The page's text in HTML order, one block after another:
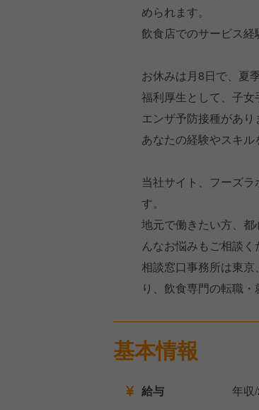
められます。
飲食店でのサービス経
お休みは月8日で、夏
福利厚生として、子
エンザ予防接種があり
あなたの経験やスキ
当社サイト、フーズ
す。
地元で働きたい方、
んなお悩みもご相談く
相談窓口事務所は東
り、飲食専門の転職
基本情報
給与
年収